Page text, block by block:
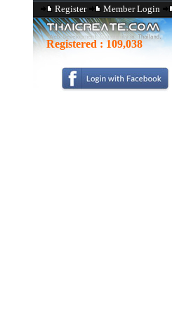
Register Member Login
Registered : 109,038